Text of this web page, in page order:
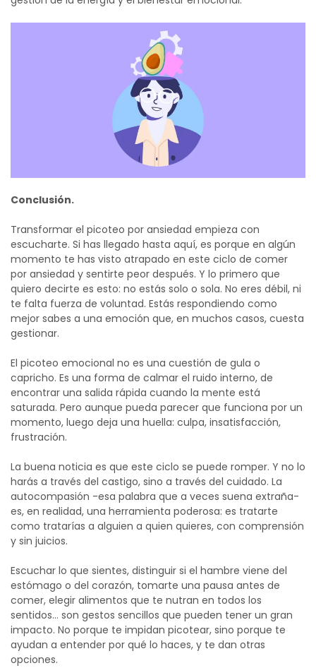
Conclusión.
Transformar el picoteo por ansiedad empieza con
escucharte. Si has llegado hasta aquí, es porque en algún
momento te has visto atrapado en este ciclo de comer
por ansiedad y sentirte peor después. Y lo primero que
quiero decirte es esto: no estás solo o sola. No eres débil, ni
te falta fuerza de voluntad. Estás respondiendo como
mejor sabes a una emoción que, en muchos casos, cuesta
gestionar.
El picoteo emocional no es una cuestión de gula o
capricho. Es una forma de calmar el ruido interno, de
encontrar una salida rápida cuando la mente está
saturada. Pero aunque pueda parecer que funciona por un
momento, luego deja una huella: culpa, insatisfacción,
frustración.
La buena noticia es que este ciclo se puede romper. Y no lo
harás a través del castigo, sino a través del cuidado. La
autocompasión -esa palabra que a veces suena extraña-
es, en realidad, una herramienta poderosa: es tratarte
como tratarías a alguien a quien quieres, con comprensión
y sin juicios.
Escuchar lo que sientes, distinguir si el hambre viene del
estómago o del corazón, tomarte una pausa antes de
comer, elegir alimentos que te nutran en todos los
sentidos… son gestos sencillos que pueden tener un gran
impacto. No porque te impidan picotear, sino porque te
ayudan a entender por qué lo haces, y te dan otras
opciones.